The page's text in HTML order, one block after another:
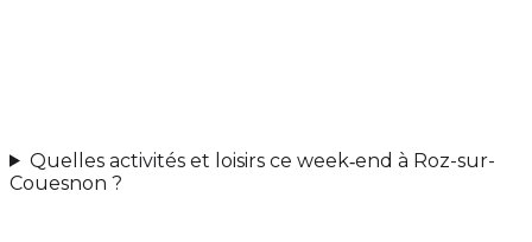
Quelles activités et loisirs ce week‑end à Roz-sur-
Couesnon ?